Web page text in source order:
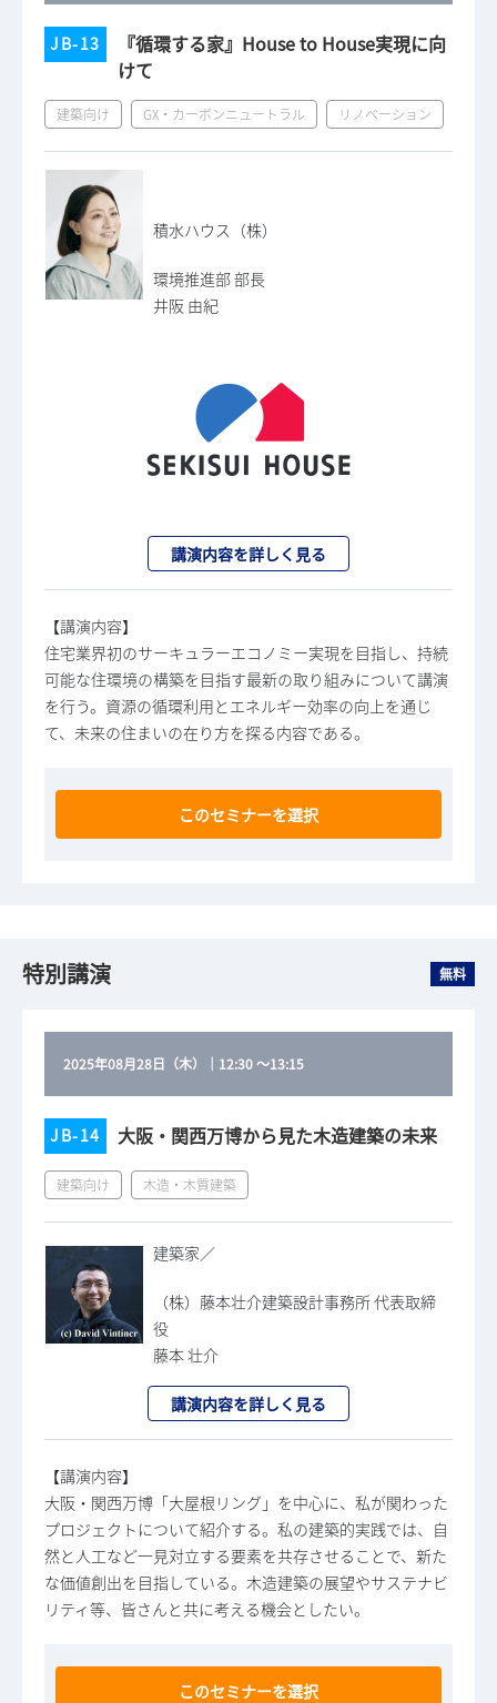
JB-13
『循環する家』House to House実現に向
けて
建築向け GX・カーボンニュートラル リノベーション
積水ハウス（株）
環境推進部 部長
井阪 由紀
講演内容を詳しく見る
【講演内容】
住宅業界初のサーキュラーエコノミー実現を目指し、持続
可能な住環境の構築を目指す最新の取り組みについて講演
を行う。資源の循環利用とエネルギー効率の向上を通じ
て、未来の住まいの在り方を探る内容である。
このセミナーを選択
特別講演 無料
2025年08月28日（木） ｜ 12:30～13:15
JB-14 大阪・関西万博から見た木造建築の未来
建築向け 木造・木質建築
建築家／
（株）藤本壮介建築設計事務所 代表取締
役
藤本 壮介
講演内容を詳しく見る
【講演内容】
大阪・関西万博「大屋根リング」を中心に、私が関わった
プロジェクトについて紹介する。私の建築的実践では、自
然と人工など一見対立する要素を共存させることで、新た
な価値創出を目指している。木造建築の展望やサステナビ
リティ等、皆さんと共に考える機会としたい。
このセミナーを選択